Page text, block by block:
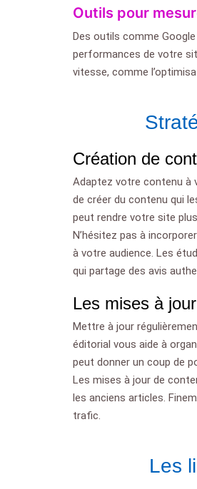
Outils pour
Des outils comme
performances de votre
vitesse, comme
Création de
Adaptez votre contenu à
de créer du contenu qui
peut rendre votre site
N’hésitez pas à
à votre audience. Les
qui partage des avis
Les mises à
Mettre à jour
éditorial vous aide à
peut donner un coup de
Les mises à jour de
les anciens articles.
trafic.
Les